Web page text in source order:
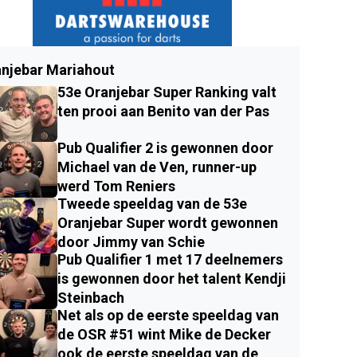
Mariahout
53e Oranjebar Super Ranking valt
ten prooi aan Benito van der Pas
Pub Qualifier 2 is gewonnen door
Michael van de Ven, runner-up
werd Tom Reniers
Tweede speeldag van de 53e
Oranjebar Super wordt gewonnen
door Jimmy van Schie
Pub Qualifier 1 met 17 deelnemers
is gewonnen door het talent Kendji
Steinbach
Net als op de eerste speeldag van
de OSR #51 wint Mike de Decker